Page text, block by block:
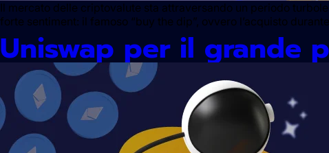
Il mercato delle criptovalute sta attraversando un periodo
forte sentiment: il famoso “buy the dip”, ovvero l’acquisto
Uniswap per il grande